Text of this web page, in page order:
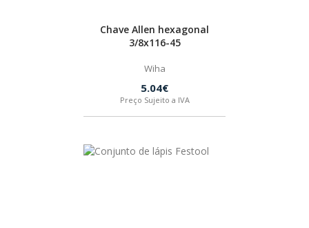
Chave Allen hexagonal
3/8x116-45
Wiha
5.04€
Preço Sujeito a IVA